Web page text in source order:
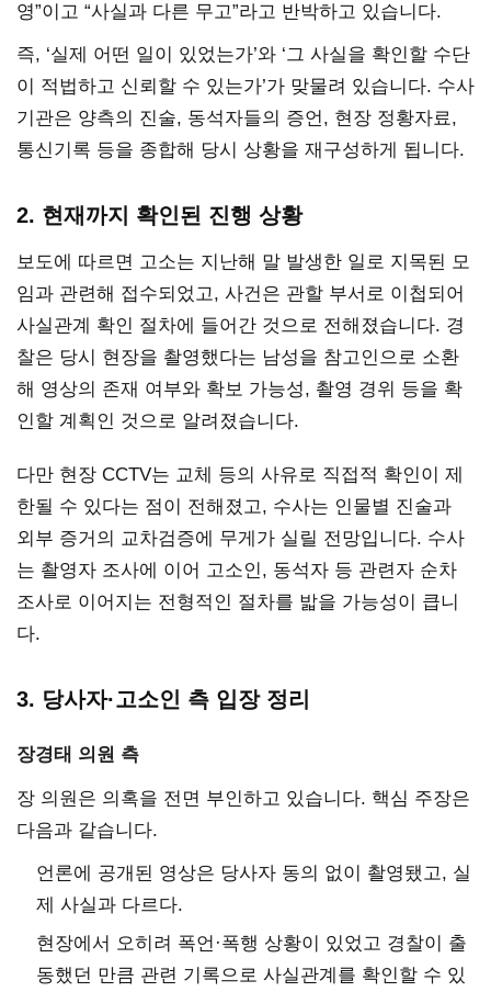
영”이고 “사실과 다른 무고”라고 반박하고 있습니다.
즉, ‘실제 어떤 일이 있었는가’와 ‘그 사실을 확인할 수단
이 적법하고 신뢰할 수 있는가’가 맞물려 있습니다. 수사
기관은 양측의 진술, 동석자들의 증언, 현장 정황자료,
통신기록 등을 종합해 당시 상황을 재구성하게 됩니다.
2. 현재까지 확인된 진행 상황
보도에 따르면 고소는 지난해 말 발생한 일로 지목된 모
임과 관련해 접수되었고, 사건은 관할 부서로 이첩되어
사실관계 확인 절차에 들어간 것으로 전해졌습니다. 경
찰은 당시 현장을 촬영했다는 남성을 참고인으로 소환
해 영상의 존재 여부와 확보 가능성, 촬영 경위 등을 확
인할 계획인 것으로 알려졌습니다.
다만 현장 CCTV는 교체 등의 사유로 직접적 확인이 제
한될 수 있다는 점이 전해졌고, 수사는 인물별 진술과
외부 증거의 교차검증에 무게가 실릴 전망입니다. 수사
는 촬영자 조사에 이어 고소인, 동석자 등 관련자 순차
조사로 이어지는 전형적인 절차를 밟을 가능성이 큽니
다.
3. 당사자·고소인 측 입장 정리
장경태 의원 측
장 의원은 의혹을 전면 부인하고 있습니다. 핵심 주장은
다음과 같습니다.
언론에 공개된 영상은 당사자 동의 없이 촬영됐고, 실
제 사실과 다르다.
현장에서 오히려 폭언·폭행 상황이 있었고 경찰이 출
동했던 만큼 관련 기록으로 사실관계를 확인할 수 있